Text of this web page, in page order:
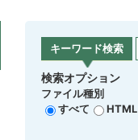
キーワード検索
検索オプション
ファイル種別
すべて
HTML